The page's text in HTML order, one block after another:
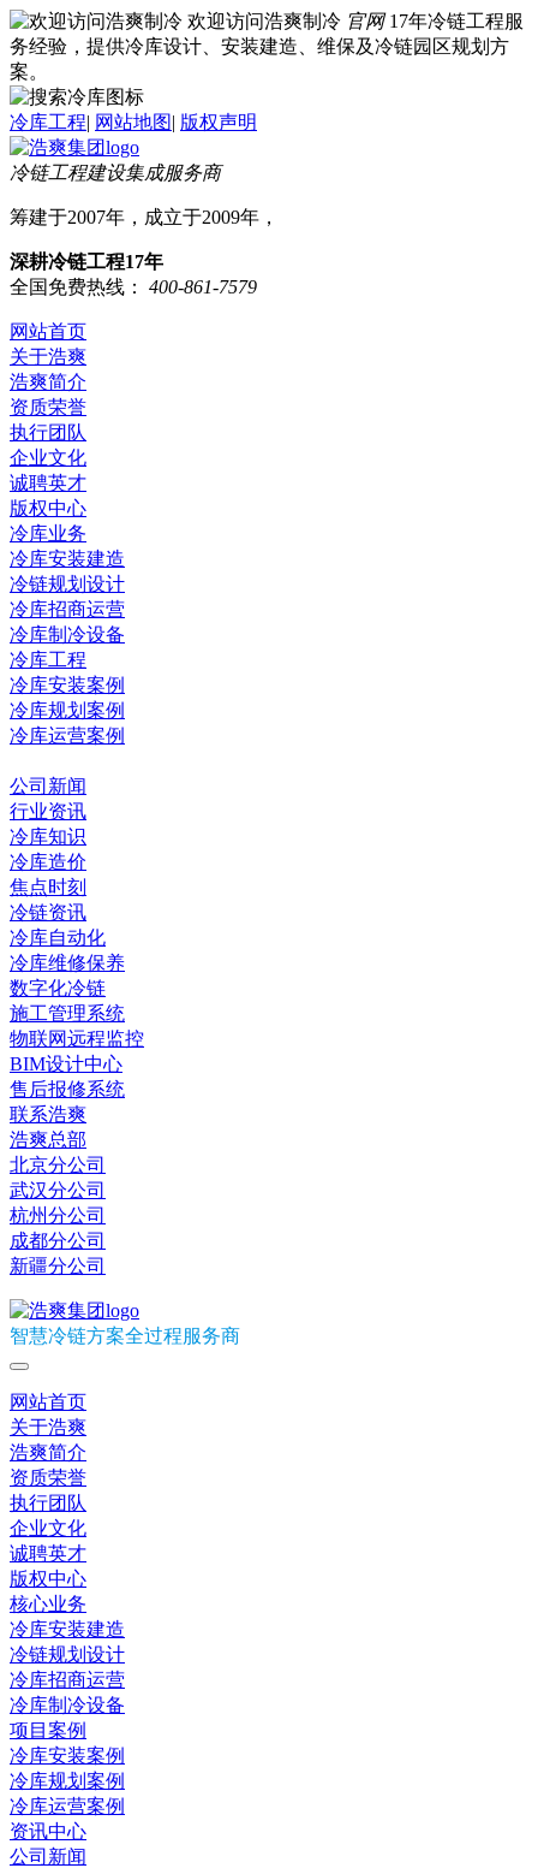
欢迎访问浩爽制冷 官网 17年冷链工程服
务经验，提供冷库设计、安装建造、维保及冷链园区规划方
案。
冷库工程| 网站地图| 版权声明
冷链工程建设集成服务商
筹建于2007年，成立于2009年，
深耕冷链工程17年
全国免费热线：
400-861-7579
网站首页
关于浩爽
浩爽简介
资质荣誉
执行团队
企业文化
诚聘英才
版权中心
冷库业务
冷库安装建造
冷链规划设计
冷库招商运营
冷库制冷设备
冷库工程
冷库安装案例
冷库规划案例
冷库运营案例
公司新闻
行业资讯
冷库知识
冷库造价
焦点时刻
冷链资讯
冷库自动化
冷库维修保养
数字化冷链
施工管理系统
物联网远程监控
BIM设计中心
售后报修系统
联系浩爽
浩爽总部
北京分公司
武汉分公司
杭州分公司
成都分公司
新疆分公司
智慧冷链方案全过程服务商
网站首页
关于浩爽
浩爽简介
资质荣誉
执行团队
企业文化
诚聘英才
版权中心
核心业务
冷库安装建造
冷链规划设计
冷库招商运营
冷库制冷设备
项目案例
冷库安装案例
冷库规划案例
冷库运营案例
资讯中心
公司新闻